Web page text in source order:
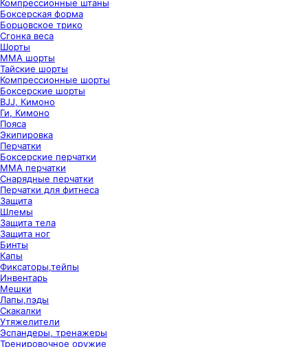
Компрессионные штаны
Боксерская форма
Борцовское трико
Сгонка веса
Шорты
ММА шорты
Тайские шорты
Компрессионные шорты
Боксерские шорты
BJJ, Кимоно
Ги, Кимоно
Пояса
Экипировка
Перчатки
Боксерские перчатки
ММА перчатки
Снарядные перчатки
Перчатки для фитнеса
Защита
Шлемы
Защита тела
Защита ног
Бинты
Капы
Фиксаторы,тейпы
Инвентарь
Мешки
Лапы,пэды
Скакалки
Утяжелители
Эспандеры, тренажеры
Тренировочное оружие